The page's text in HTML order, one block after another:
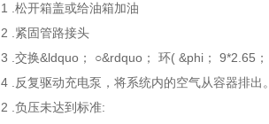
1 .松开箱盖或给油箱加油
2 .紧固管路接头
3 .交换&ldquo； ○&rdquo； 环( &phi； 9*2.65；
4 .反复驱动充电泵，将系统内的空气从容器排出。
2 .负压未达到标准: